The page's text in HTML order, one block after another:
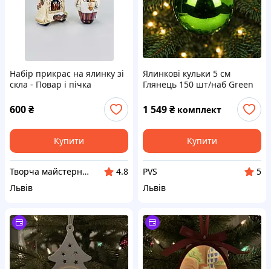
Набір прикрас на ялинку зі
скла - Повар і пічка
600₴
Купити
Творча майстерня "Сніжинка"
4.8
Львів
Ялинкові кульки 5 см
Глянець 150 шт/наб Green
1 549₴ комплект
Купити
PVS
5
Львів